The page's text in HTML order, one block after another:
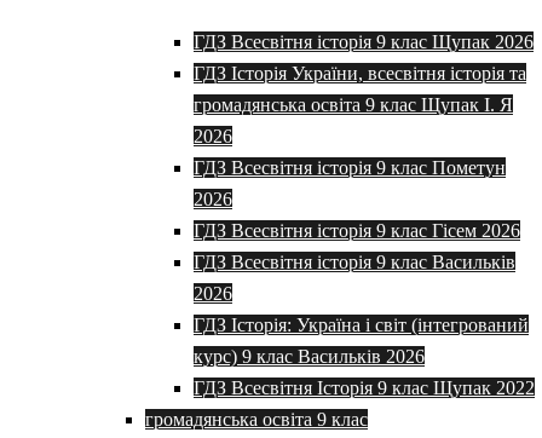
ГДЗ Всесвітня історія 9 клас Щупак 2026
ГДЗ Історія України, всесвітня історія та
громадянська освіта 9 клас Щупак І. Я
2026
ГДЗ Всесвітня історія 9 клас Пометун
2026
ГДЗ Всесвітня історія 9 клас Гісем 2026
ГДЗ Всесвітня історія 9 клас Васильків
2026
ГДЗ Історія: Україна і світ (інтегрований
курс) 9 клас Васильків 2026
ГДЗ Всесвітня Історія 9 клас Щупак 2022
громадянська освіта 9 клас